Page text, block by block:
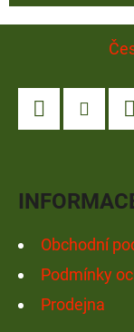
Obchodní
Podmínky
Prodejna